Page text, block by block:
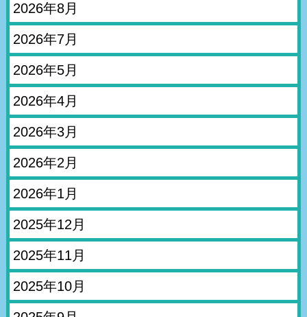
2026年8月
2026年7月
2026年5月
2026年4月
2026年3月
2026年2月
2026年1月
2025年12月
2025年11月
2025年10月